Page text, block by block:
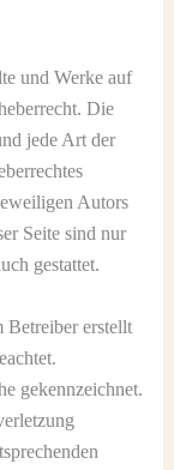
und Werke auf
Die
jede Art der
Autors
Seite sind nur
gestattet.
Betreiber erstellt
gekennzeichnet.